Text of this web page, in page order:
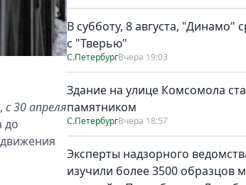
с 30 апреля
до
В субботу, 8 августа, "Динамо"
с "Тверью"
С.ПетербургВчера 19:03
Здание на улице Комсомола
памятником
С.ПетербургВчера 18:57
Эксперты надзорного
изучили более 3500 образцов